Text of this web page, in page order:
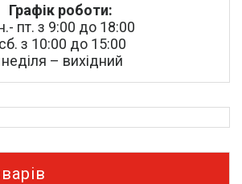
Графік роботи:
пт. з 9:00 до 18:00
сб. з 10:00 до 15:00
неділя – вихідний